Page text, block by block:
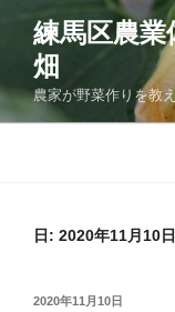
ン
ツ
練馬区農
畑
農家が野菜作りを教
日: 2020年11月10日
投
2020年11月10日